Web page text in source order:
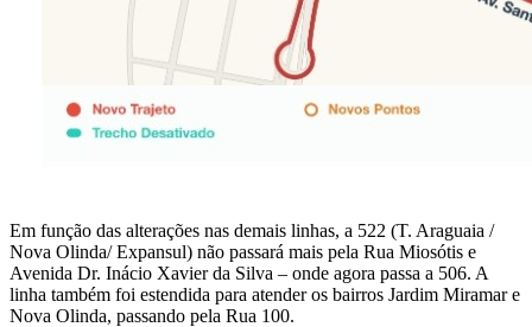
Em função das alterações nas demais linhas, a 522 (T. Araguaia /
Nova Olinda/ Expansul) não passará mais pela Rua Miosótis e
Avenida Dr. Inácio Xavier da Silva – onde agora passa a 506. A
linha também foi estendida para atender os bairros Jardim Miramar e
Nova Olinda, passando pela Rua 100.